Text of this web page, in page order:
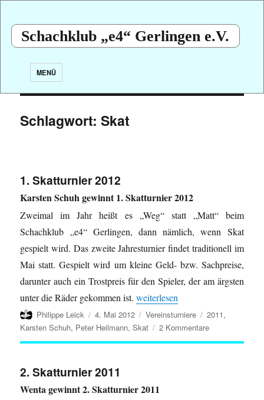
Schachklub „e4“ Gerlingen e.V.
MENÜ
Schlagwort:Skat
1. Skatturnier 2012
Karsten Schuh gewinnt 1. Skatturnier 2012
Zweimal im Jahr heißt es „Weg“ statt „Matt“ beim
Schachklub „e4“ Gerlingen, dann nämlich, wenn Skat
gespielt wird. Das zweite Jahresturnier findet traditionell im
Mai statt. Gespielt wird um kleine Geld- bzw. Sachpreise,
darunter auch ein Trostpreis für den Spieler, der am ärgsten
unter die Räder gekommen ist.„1. Skatturnier 2012“
weiterlesen
Autor
Philippe Leick
Veröffentlicht
am
4. Mai 2012 Kategorien
Vereinsturniere Schlagwörter
2011,
Karsten Schuh, Peter Heilmann,Skat 2 Kommentarezu
1.
2. Skatturnier 2011
Wenta gewinnt 2. Skatturnier 2011